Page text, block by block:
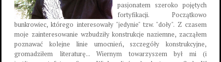
pasjonatem szeroko pojętych
fortyfikacji. Początkowo
bunkrowiec, którego interesowały "jedynie" tzw. "doły". Z czasem
moje zainteresowanie wzbudziły konstrukcje naziemne, zacząłem
poznawać kolejne linie umocnień, szczegóły konstrukcyjne,
gromadziłem literaturę... Wiernym towarzyszem był mi (i